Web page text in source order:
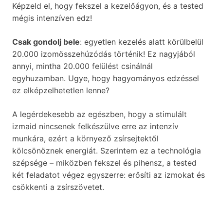
Képzeld el, hogy fekszel a kezelőágyon, és a tested
mégis intenzíven edz!
Csak gondolj bele: egyetlen kezelés alatt körülbelül
20.000 izomösszehúzódás történik! Ez nagyjából
annyi, mintha 20.000 felülést csinálnál
egyhuzamban. Ugye, hogy hagyományos edzéssel
ez elképzelhetetlen lenne?
A legérdekesebb az egészben, hogy a stimulált
izmaid nincsenek felkészülve erre az intenzív
munkára, ezért a környező zsírsejtektől
kölcsönöznek energiát. Szerintem ez a technológia
szépsége – miközben fekszel és pihensz, a tested
két feladatot végez egyszerre: erősíti az izmokat és
csökkenti a zsírszövetet.